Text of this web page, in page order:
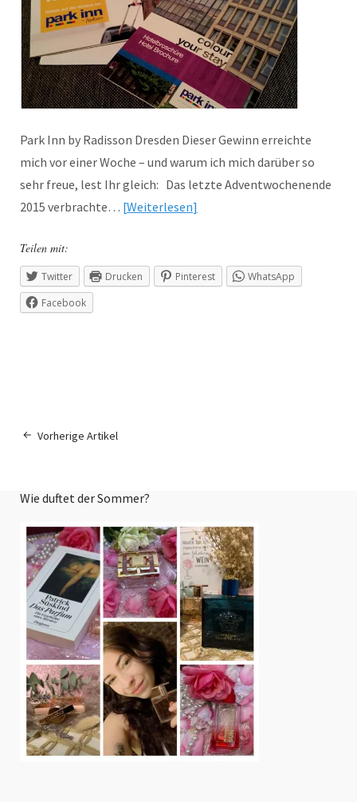
Park Inn by Radisson Dresden Dieser Gewinn erreichte
mich vor einer Woche – und warum ich mich darüber so
sehr freue, lest Ihr gleich: Das letzte Adventwochenende
2015 verbrachte… Weiterlesen
Teilen mit:
Twitter Drucken Pinterest
WhatsApp
Facebook
Vorherige Artikel
Wie duftet der Sommer?